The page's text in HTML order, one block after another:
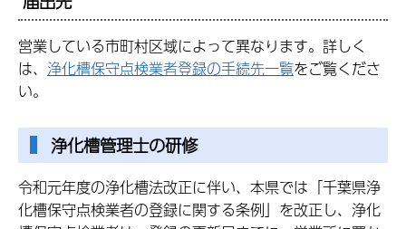
営業している市町村区域によって異なります。詳しく
は、 浄化槽保守点検業者登録の手続先一覧をご覧くださ
い。
浄化槽管理士の研修
令和元年度の浄化槽法改正に伴い、本県では「千葉県浄
化槽保守点検業者の登録に関する条例」を改正し、浄化